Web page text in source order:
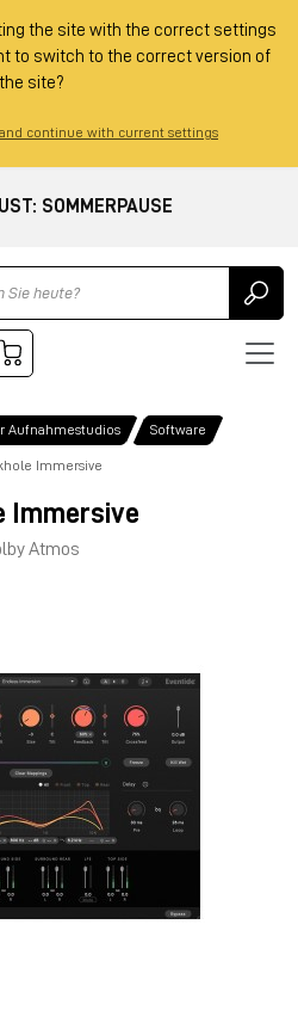
the site with the correct settings
to switch to the correct version of
the site?
continue with current settings
SOMMERPAUSE
Aufnahmestudios Software
Immersive
Immersive
Atmos